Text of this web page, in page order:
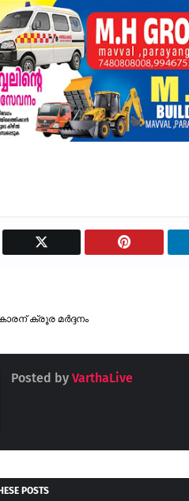
ക്രൂര മർദ്ദനം
Posted by VarthaLive
POSTS